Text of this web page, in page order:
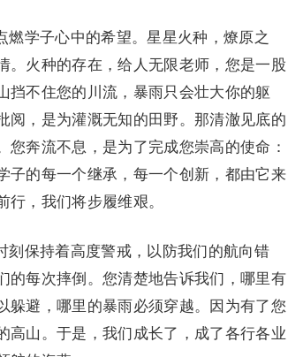
学子心中的希望。星星火种，燎原之
。火种的存在，给人无限老师，您是一股
挡不住您的川流，暴雨只会壮大你的躯
阅，是为灌溉无知的田野。那清澈见底的
奔流不息，是为了完成您崇高的使命：
子的每一个继承，每一个创新，都由它来
，我们将步履维艰。
保持着高度警戒，以防我们的航向错
的每次摔倒。您清楚地告诉我们，哪里有
躲避，哪里的暴雨必须穿越。因为有了您
高山。于是，我们成长了，成了各行各业